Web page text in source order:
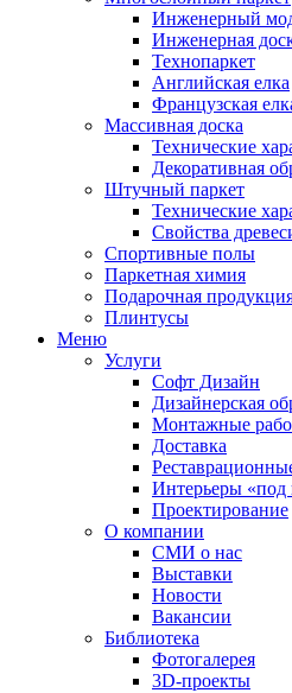
Инженерный
Инженерная
Технопаркет
Английская елка
Французская
Массивная доска
Технические
Декоративная
Штучный паркет
Технические
Свойства
Спортивные полы
Паркетная химия
Подарочная
Плинтусы
Меню
Услуги
Софт Дизайн
Дизайнерская
Монтажные
Доставка
Интерьеры «под
Проектирование
О компании
СМИ о нас
Выставки
Новости
Вакансии
Библиотека
Фотогалерея
3D-проекты